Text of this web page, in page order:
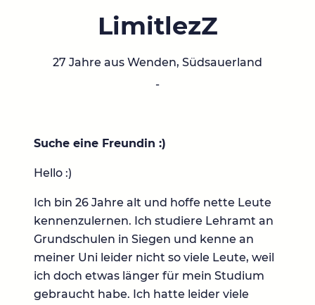
LimitlezZ
27 Jahre aus Wenden, Südsauerland
-
Suche eine Freundin :)
Hello :)
Ich bin 26 Jahre alt und hoffe nette Leute
kennenzulernen. Ich studiere Lehramt an
Grundschulen in Siegen und kenne an
meiner Uni leider nicht so viele Leute, weil
ich doch etwas länger für mein Studium
gebraucht habe. Ich hatte leider viele